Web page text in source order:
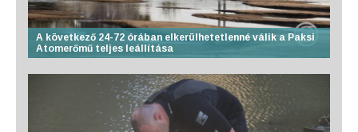
A következő 24-72 órában elkerülhetetlenné válik a Paksi
Atomerőmű teljes leállítása